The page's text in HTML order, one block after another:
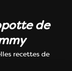
de
recettes de